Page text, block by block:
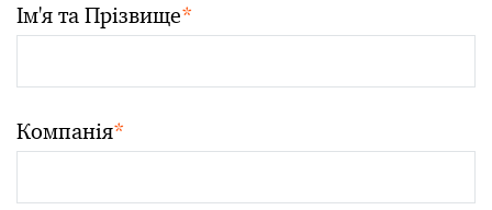
Ім'я та Прізвище*
Компанія*